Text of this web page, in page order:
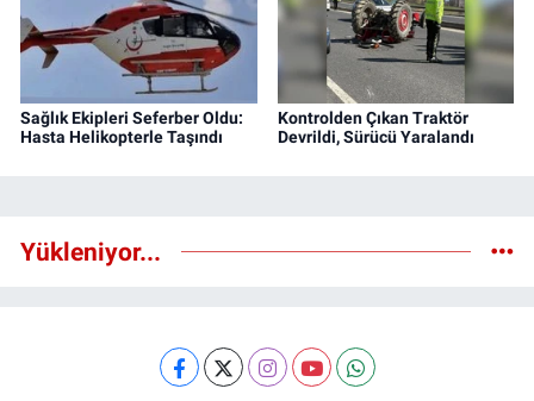
Sağlık Ekipleri Seferber Oldu:
Hasta Helikopterle Taşındı
Kontrolden Çıkan Traktör
Devrildi, Sürücü Yaralandı
Yükleniyor...